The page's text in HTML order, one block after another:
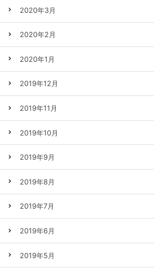
2020年3月
2020年2月
2020年1月
2019年12月
2019年11月
2019年10月
2019年9月
2019年8月
2019年7月
2019年6月
2019年5月